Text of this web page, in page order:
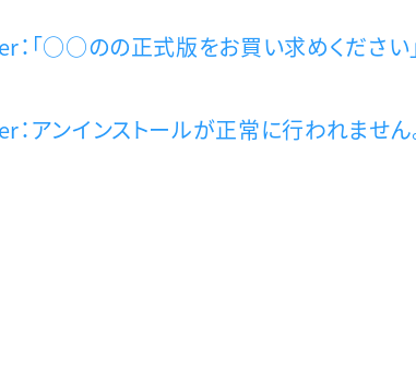
「○○のの正式版をお買い求めください
アンインストールが正常に行われません